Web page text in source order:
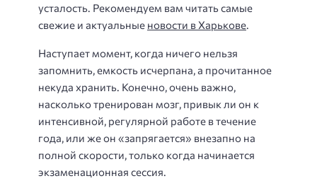
усталость. Рекомендуем вам читать самые
свежие и актуальные новости в Харькове.
Наступает момент, когда ничего нельзя
запомнить, емкость исчерпана, а прочитанное
некуда хранить. Конечно, очень важно,
насколько тренирован мозг, привык ли он к
интенсивной, регулярной работе в течение
года, или же он «запрягается» внезапно на
полной скорости, только когда начинается
экзаменационная сессия.